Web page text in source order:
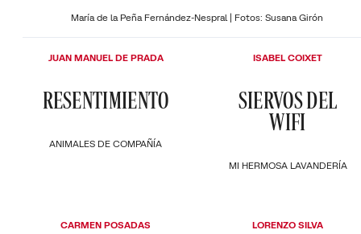
María de la Peña Fernández-Nespral | Fotos: Susana Girón
ANIMALES DE COMPAÑÍA
RESENTIMIENTO
JUAN MANUEL DE PRADA
MI HERMOSA LAVANDERÍA
SIERVOS DEL
WIFI
ISABEL COIXET
CARMEN POSADAS LORENZO SILVA